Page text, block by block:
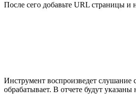
После сего добавьте URL страницы и
Инструмент воспроизведет слушание
обрабатывает. В отчете будут